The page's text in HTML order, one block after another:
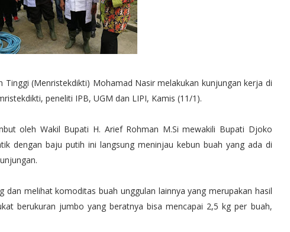
Tinggi (Menristekdikti) Mohamad Nasir melakukan kunjungan kerja di
peneliti IPB, UGM dan LIPI, Kamis (11/1).
oleh Wakil Bupati H. Arief Rohman M.Si mewakili Bupati Djoko
dengan baju putih ini langsung meninjau kebun buah yang ada di
dan melihat komoditas buah unggulan lainnya yang merupakan hasil
berukuran jumbo yang beratnya bisa mencapai 2,5 kg per buah,